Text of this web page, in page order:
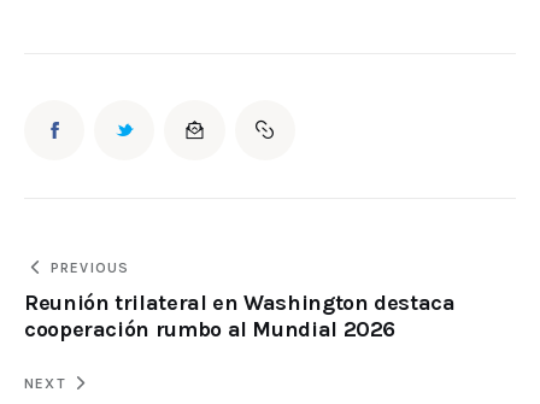
PREVIOUS
Reunión trilateral en Washington destaca
cooperación rumbo al Mundial 2026
NEXT